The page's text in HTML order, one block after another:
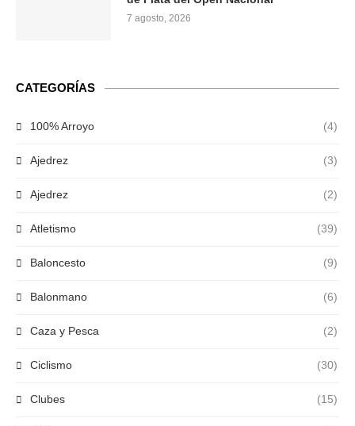
7 agosto, 2026
CATEGORÍAS
100% Arroyo (4)
Ajedrez (3)
Ajedrez (2)
Atletismo (39)
Baloncesto (9)
Balonmano (6)
Caza y Pesca (2)
Ciclismo (30)
Clubes (15)